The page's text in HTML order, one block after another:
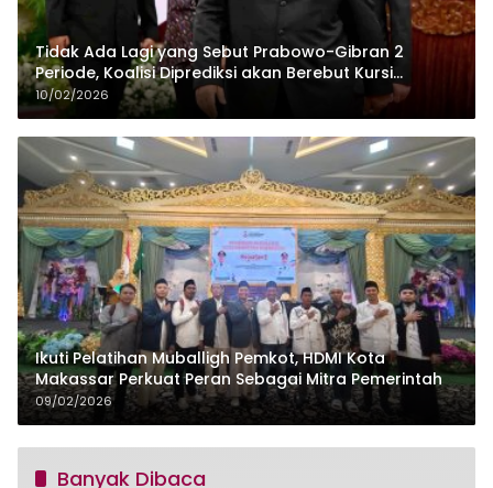
Tidak Ada Lagi yang Sebut Prabowo-Gibran 2
Periode, Koalisi Diprediksi akan Berebut Kursi
Cawapres di 2029
10/02/2026
Ikuti Pelatihan Muballigh Pemkot, HDMI Kota
Makassar Perkuat Peran Sebagai Mitra Pemerintah
09/02/2026
Banyak Dibaca